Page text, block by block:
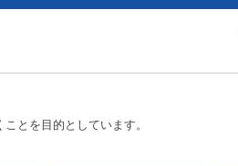
とを目的としています。